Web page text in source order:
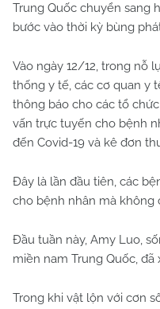
Trung Quốc chuyển sang
bước vào thời kỳ bùng
Vào ngày 12/12, trong nỗ
thống y tế, các cơ quan y
thông báo cho các tổ
vấn trực tuyến cho bệnh
đến Covid-19 và kê đơn
Đây là lần đầu tiên, các
cho bệnh nhân mà không
Đầu tuần này, Amy Luo,
miền nam Trung Quốc,
Trong khi vật lộn với cơn